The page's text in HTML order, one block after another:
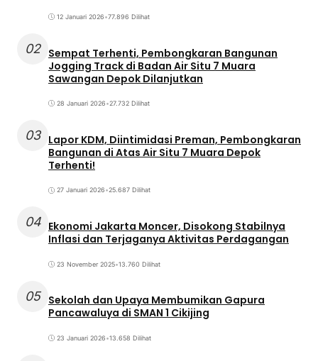
12 Januari 2026•77.896 Dilihat
02 Sempat Terhenti, Pembongkaran Bangunan
Jogging Track di Badan Air Situ 7 Muara
Sawangan Depok Dilanjutkan
28 Januari 2026•27.732 Dilihat
03 Lapor KDM, Diintimidasi Preman, Pembongkaran
Bangunan di Atas Air Situ 7 Muara Depok
Terhenti!
27 Januari 2026•25.687 Dilihat
04 Ekonomi Jakarta Moncer, Disokong Stabilnya
Inflasi dan Terjaganya Aktivitas Perdagangan
23 November 2025•13.760 Dilihat
05 Sekolah dan Upaya Membumikan Gapura
Pancawaluya di SMAN 1 Cikijing
23 Januari 2026•13.658 Dilihat